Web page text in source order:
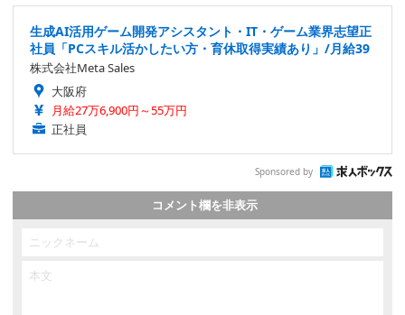
生成AI活用ゲーム開発アシスタント・IT・ゲーム業界志望正
社員「PCスキル活かしたい方・育休取得実績あり」/月給39
株式会社Meta Sales
大阪府
月給27万6,900円～55万円
正社員
Sponsored by
コメント欄を非表示